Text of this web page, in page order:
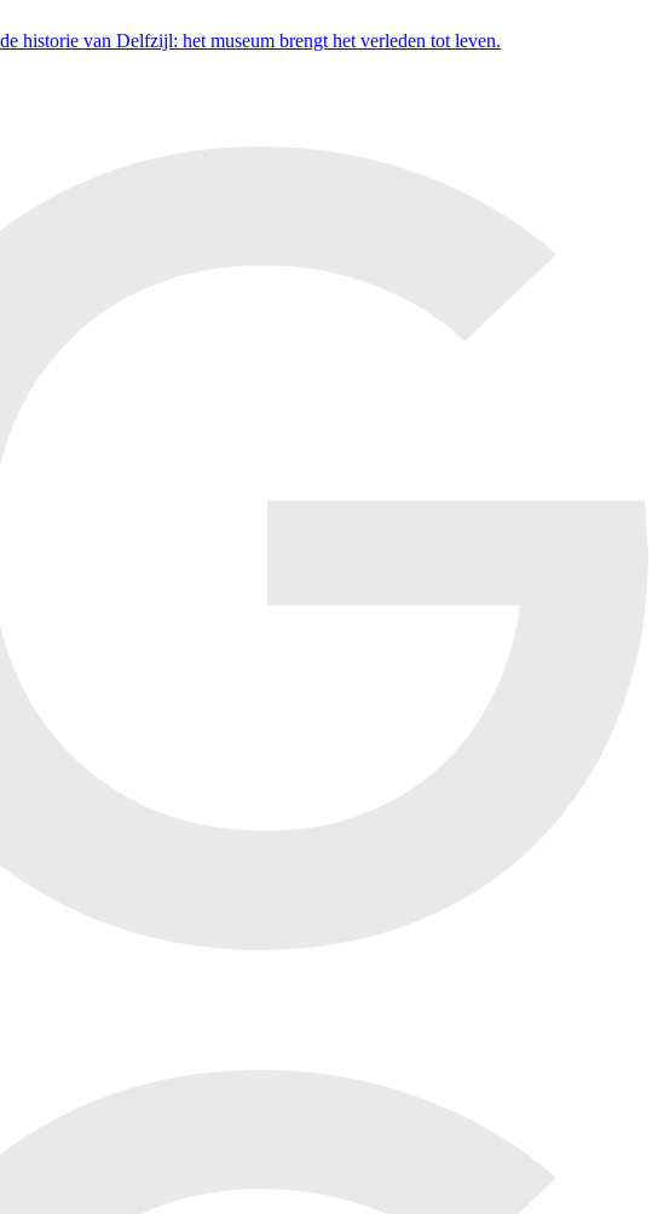
historie van Delfzijl: het museum brengt het verleden tot leven.